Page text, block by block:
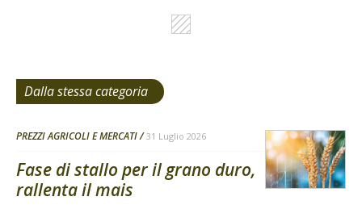
Dalla stessa categoria
PREZZI AGRICOLI E MERCATI 31 Luglio 2026
Fase di stallo per il grano duro,
rallenta il mais